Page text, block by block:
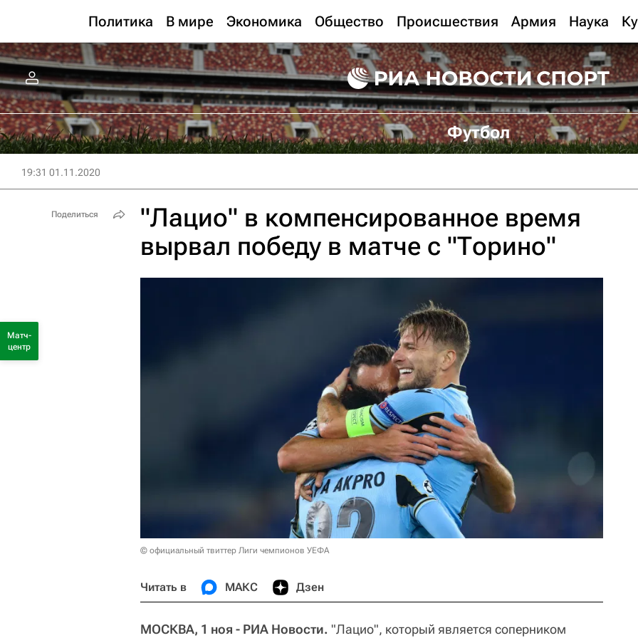
Политика В мире Экономика Общество Происшествия Армия Наука
Футбол
19:31 01.11.2020
"Лацио" в компенсированное время
вырвал победу в матче с "Торино"
© официальный твиттер Лиги чемпионов УЕФА
Читать в МАКС Дзен
МОСКВА, 1 ноя - РИА Новости. "Лацио", который является соперником
Поделиться
Матч-
центр